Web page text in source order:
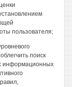
пользователя;
поиск
информационных